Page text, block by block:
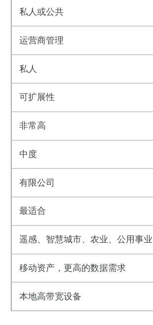
私人或公共
运营商管理
私人
可扩展性
非常高
中度
有限公司
最适合
遥感、智慧城市、农业、公用事业
移动资产，更高的数据需求
本地高带宽设备